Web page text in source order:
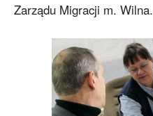
Zarządu Migracji m. Wilna.